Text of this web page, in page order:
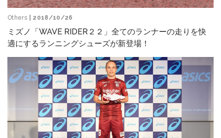
Others | 2018/10/26
ミズノ「WAVE RIDER２２」全てのランナーの走りを快
適にするランニングシューズが新登場！